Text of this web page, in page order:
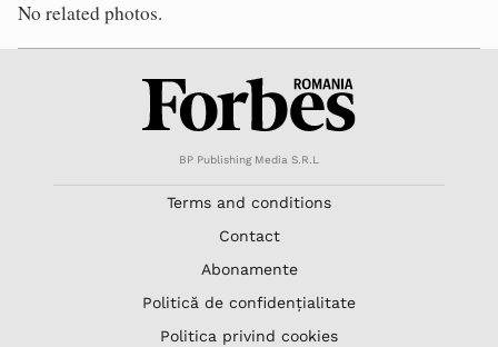
No related photos.
BP Publishing Media S.R.L
Terms and conditions
Contact
Abonamente
Politică de confidențialitate
Politica privind cookies